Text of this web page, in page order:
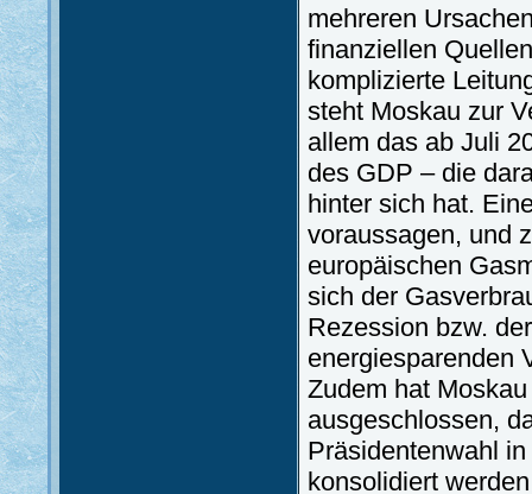
mehreren
finanziellen
komplizierte
steht Moskau zur
allem das ab Juli
des GDP – die
hinter sich hat.
voraussagen, und
europäischen
sich der
Rezession bzw.
energiesparenden
Zudem hat
ausgeschlossen,
Präsidentenwahl
konsolidiert